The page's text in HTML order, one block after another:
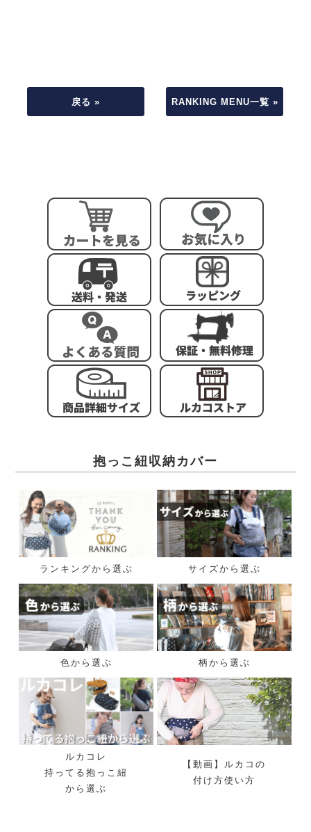
戻る » RANKING MENU一覧 »
抱っこ紐収納カバー
ランキングから選ぶ サイズから選ぶ
色から選ぶ 柄から選ぶ
ルカコレ
持ってる抱っこ紐
から選ぶ
【動画】ルカコの
付け方使い方